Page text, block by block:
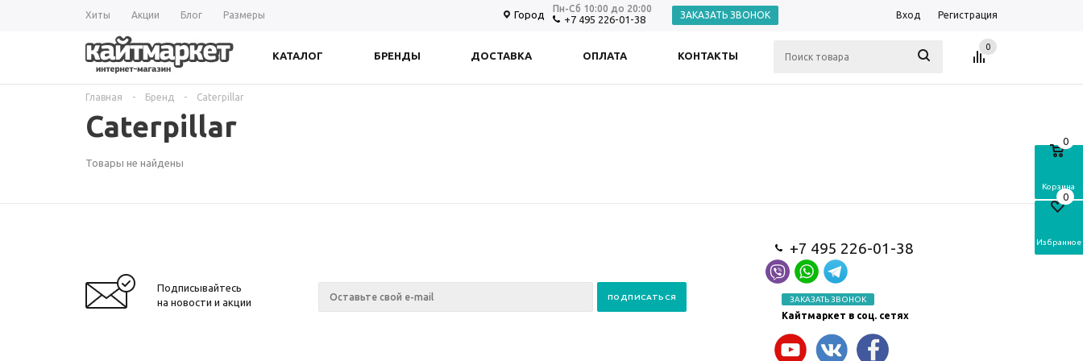
Хиты Акции Блог Размеры Город
Пн-Сб 10:00 до 20:00
+7 495 226-01-38 ЗАКАЗАТЬ ЗВОНОК Вход Регистрация
КАТАЛОГ БРЕНДЫ ДОСТАВКА ОПЛАТА КОНТАКТЫ
0
0
Корзина
0
Избранное
Главная - Бренд - Caterpillar
Caterpillar
Товары не найдены
Подписывайтесь
на новости и акции
+7 495 226-01-38
ЗАКАЗАТЬ ЗВОНОК
Кайтмаркет в соц. сетях